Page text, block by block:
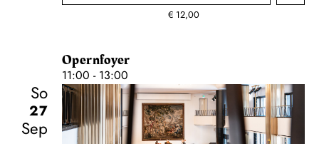
€ 12,00
Opernfoyer
11:00 - 13:00
So
27
Sep